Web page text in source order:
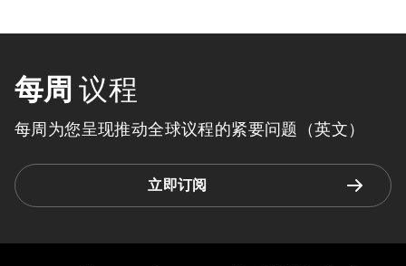
每周 议程
每周为您呈现推动全球议程的紧要问题（英文）
立即订阅